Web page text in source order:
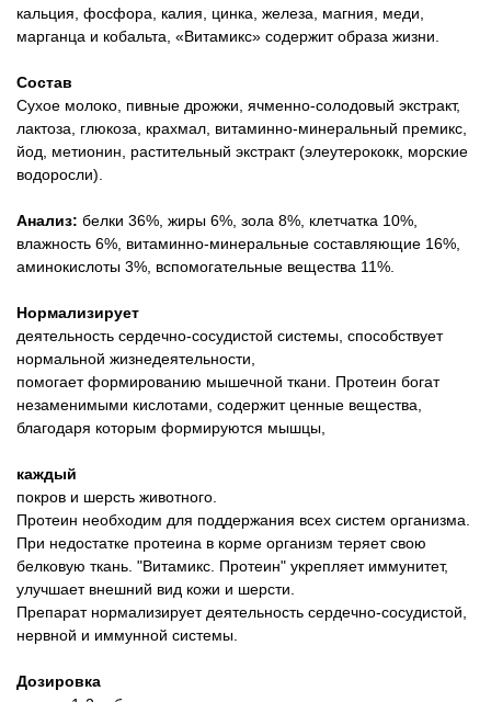
кальция, фосфора, калия, цинка, железа, магния, меди,
марганца и кобальта, «Витамикс» содержит образа жизни.
Состав
Сухое молоко, пивные дрожжи, ячменно-солодовый экстракт,
лактоза, глюкоза, крахмал, витаминно-минеральный премикс,
йод, метионин, растительный экстракт (элеутерококк, морские
водоросли).
Анализ: белки 36%, жиры 6%, зола 8%, клетчатка 10%,
влажность 6%, витаминно-минеральные составляющие 16%,
аминокислоты 3%, вспомогательные вещества 11%.
Нормализирует
деятельность сердечно-сосудистой системы, способствует
нормальной жизнедеятельности,
помогает формированию мышечной ткани. Протеин богат
незаменимыми кислотами, содержит ценные вещества,
благодаря которым формируются мышцы,
каждый
покров и шерсть животного.
Протеин необходим для поддержания всех систем организма.
При недостатке протеина в корме организм теряет свою
белковую ткань. "Витамикс. Протеин" укрепляет иммунитет,
улучшает внешний вид кожи и шерсти.
Препарат нормализирует деятельность сердечно-сосудистой,
нервной и иммунной системы.
Дозировка
Архив / Снято с производства